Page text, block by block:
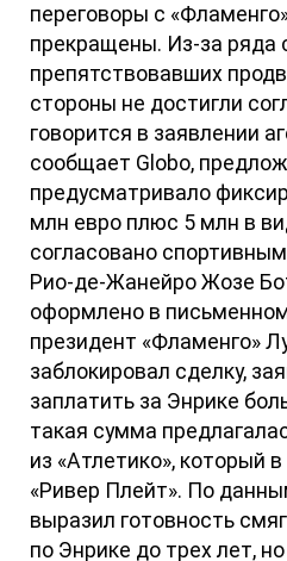
переговоры с
прекращены. Из-за ряда
препятствовавших
стороны не достигли
говорится в заявлении
сообщает Globo,
предусматривало
млн евро плюс 5 млн в
согласовано
Рио-де-Жанейро Жозе
оформлено в
президент «Фламенго»
заблокировал сделку,
заплатить за Энрике
такая сумма
из «Атлетико», который
«Ривер Плейт». По
выразил готовность
по Энрике до трех лет,